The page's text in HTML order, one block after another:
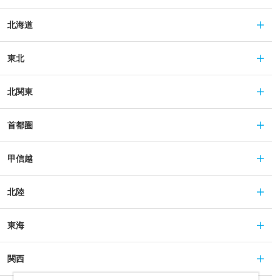
北海道
東北
北関東
首都圏
甲信越
北陸
東海
関西